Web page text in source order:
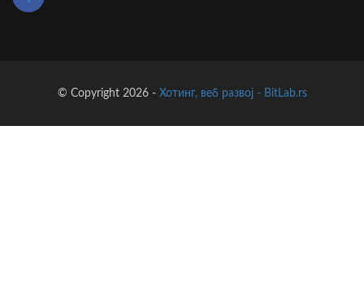
© Copyright 2026 - Хотинг, веб развој - BitLab.rs